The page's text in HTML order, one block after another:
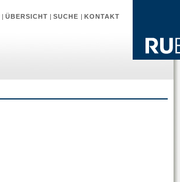
|ÜBERSICHT |SUCHE |KONTAKT